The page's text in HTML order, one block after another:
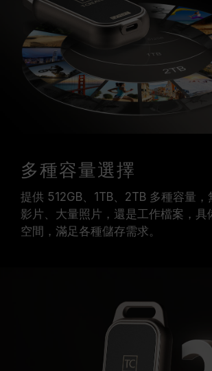
多種容量選擇
提供 512GB、1TB、2TB 多種容量
影片、大量照片，還是工作檔案，具
空間，滿足各種儲存需求。